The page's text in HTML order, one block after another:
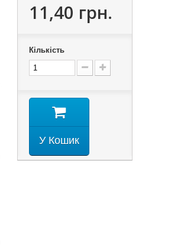
11,40 грн.
Кількість
У Кошик